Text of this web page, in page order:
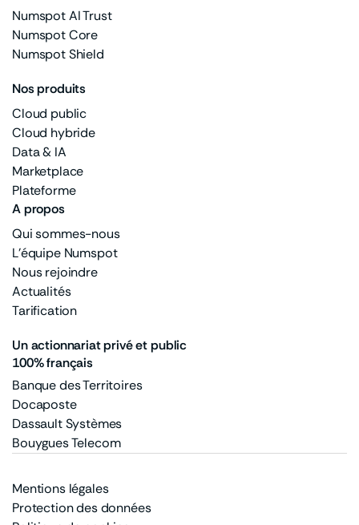
A propos
Qui sommes-nous
L'équipe Numspot
Nous rejoindre
Actualités
Tarification
Un actionnariat privé et public
100% français
Banque des Territoires
Docaposte
Dassault Systèmes
Bouygues Telecom
Numspot AI Trust
Numspot Core
Numspot Shield
Nos produits
Cloud public
Cloud hybride
Data & IA
Marketplace
Plateforme
Mentions légales
Protection des données